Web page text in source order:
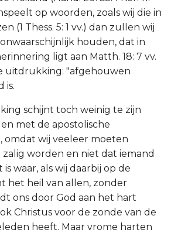
op woorden, zoals wij die in
(1 Thess. 5: 1 vv.) dan zullen wij
houden, dat in
ligt aan Matth. 18: 7 vv.
uitdrukking: "afgehouwen
is.
schijnt toch weinig te zijn
met de apostolische
omdat wij veeleer moeten
worden en niet dat iemand
waar, als wij daarbij op de
het heil van allen, zonder
ons door God aan het hart
Christus voor de zonde van de
heeft. Maar vrome harten